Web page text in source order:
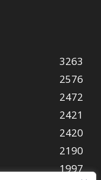
3263
2576
2472
2421
2420
2190
1997